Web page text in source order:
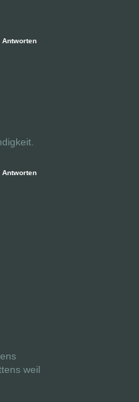
Antworten
Antworten
weil